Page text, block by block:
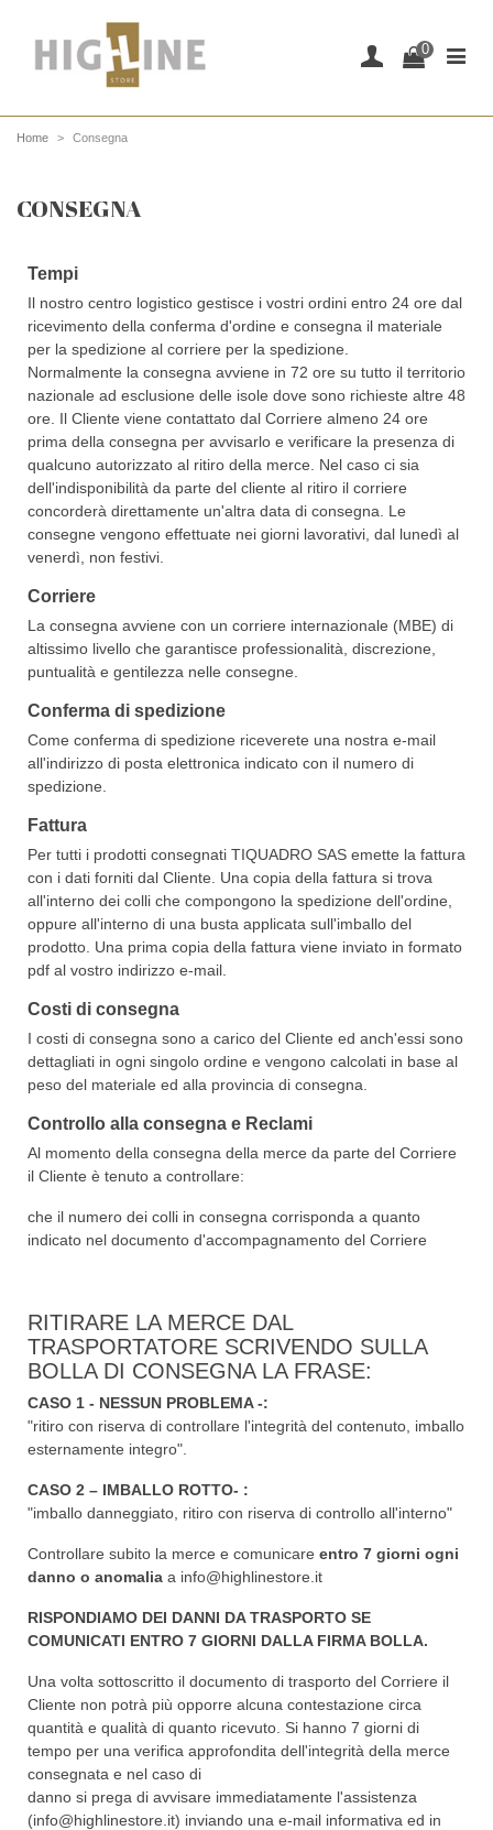
0
Home > Consegna
CONSEGNA
Tempi
Il nostro centro logistico gestisce i vostri ordini entro 24 ore dal
ricevimento della conferma d'ordine e consegna il materiale
per la spedizione al corriere per la spedizione.
Normalmente la consegna avviene in 72 ore su tutto il territorio
nazionale ad esclusione delle isole dove sono richieste altre 48
ore. Il Cliente viene contattato dal Corriere almeno 24 ore
prima della consegna per avvisarlo e verificare la presenza di
qualcuno autorizzato al ritiro della merce. Nel caso ci sia
dell'indisponibilità da parte del cliente al ritiro il corriere
concorderà direttamente un'altra data di consegna. Le
consegne vengono effettuate nei giorni lavorativi, dal lunedì al
venerdì, non festivi.
Corriere
La consegna avviene con un corriere internazionale (MBE) di
altissimo livello che garantisce professionalità, discrezione,
puntualità e gentilezza nelle consegne.
Conferma di spedizione
Come conferma di spedizione riceverete una nostra e-mail
all'indirizzo di posta elettronica indicato con il numero di
spedizione.
Fattura
Per tutti i prodotti consegnati TIQUADRO SAS emette la fattura
con i dati forniti dal Cliente. Una copia della fattura si trova
all'interno dei colli che compongono la spedizione dell'ordine,
oppure all'interno di una busta applicata sull'imballo del
prodotto. Una prima copia della fattura viene inviato in formato
pdf al vostro indirizzo e-mail.
Costi di consegna
I costi di consegna sono a carico del Cliente ed anch'essi sono
dettagliati in ogni singolo ordine e vengono calcolati in base al
peso del materiale ed alla provincia di consegna.
Controllo alla consegna e Reclami
Al momento della consegna della merce da parte del Corriere
il Cliente è tenuto a controllare:
che il numero dei colli in consegna corrisponda a quanto
indicato nel documento d'accompagnamento del Corriere
RITIRARE LA MERCE DAL
TRASPORTATORE SCRIVENDO SULLA
BOLLA DI CONSEGNA LA FRASE:
CASO 1 - NESSUN PROBLEMA -:
"ritiro con riserva di controllare l'integrità del contenuto, imballo
esternamente integro".
CASO 2 – IMBALLO ROTTO- :
"imballo danneggiato, ritiro con riserva di controllo all'interno"
Controllare subito la merce e comunicare entro 7 giorni ogni
danno o anomalia a info@highlinestore.it
RISPONDIAMO DEI DANNI DA TRASPORTO SE
COMUNICATI ENTRO 7 GIORNI DALLA FIRMA BOLLA.
Una volta sottoscritto il documento di trasporto del Corriere il
Cliente non potrà più opporre alcuna contestazione circa
quantità e qualità di quanto ricevuto. Si hanno 7 giorni di
tempo per una verifica approfondita dell'integrità della merce
consegnata e nel caso di
danno si prega di avvisare immediatamente l'assistenza
(info@highlinestore.it) inviando una e-mail informativa ed in